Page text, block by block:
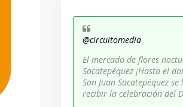
@circuitomedia
El mercado de flores
Sacatepéquez ¡Hasta el
San Juan Sacatepéquez se
recibir la celebración del